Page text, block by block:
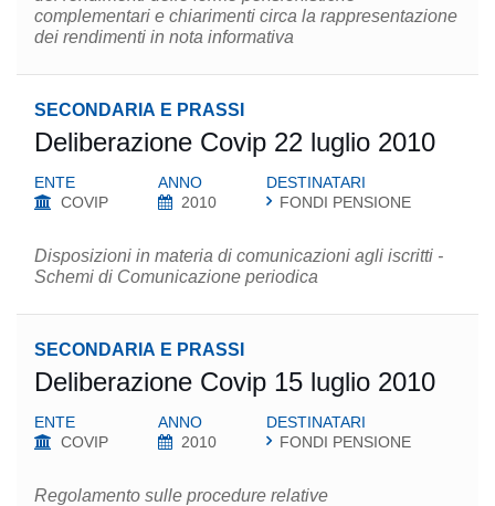
complementari e chiarimenti circa la rappresentazione
dei rendimenti in nota informativa
SECONDARIA E PRASSI
Deliberazione Covip 22 luglio 2010
ENTE
COVIP
ANNO
2010
DESTINATARI
FONDI PENSIONE
Disposizioni in materia di comunicazioni agli iscritti -
Schemi di Comunicazione periodica
SECONDARIA E PRASSI
Deliberazione Covip 15 luglio 2010
ENTE
COVIP
ANNO
2010
DESTINATARI
FONDI PENSIONE
Regolamento sulle procedure relative